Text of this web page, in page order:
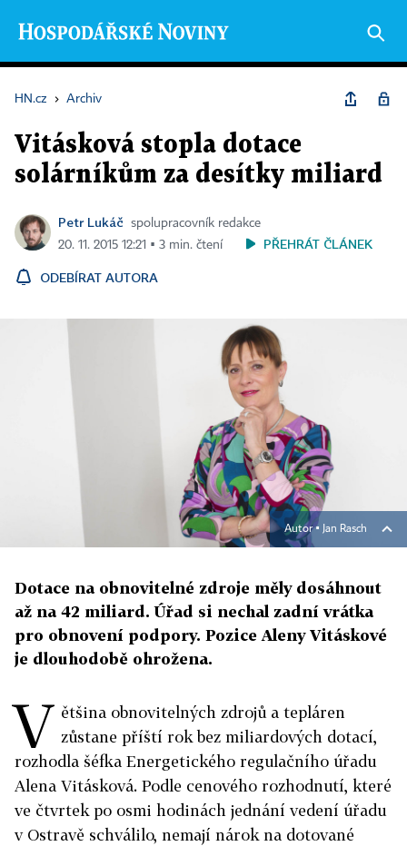
HN.cz › Archiv
Vitásková stopla dotace
solárníkům za desítky miliard
Petr Lukáč
spolupracovník redakce
20. 11. 2015 12:21 ▪ 3 min. čtení
PŘEHRÁT ČLÁNEK
ODEBÍRAT AUTORA
Autor ▪ Jan Rasch
Dotace na obnovitelné zdroje měly dosáhnout
až na 42 miliard. Úřad si nechal zadní vrátka
pro obnovení podpory. Pozice Aleny Vitáskové
je dlouhodobě ohrožena.
V ětšina obnovitelných zdrojů a tepláren
zůstane příští rok bez miliardových dotací,
rozhodla šéfka Energetického regulačního úřadu
Alena Vitásková. Podle cenového rozhodnutí, které
ve čtvrtek po osmi hodinách jednání vedení úřadu
v Ostravě schválilo, nemají nárok na dotované